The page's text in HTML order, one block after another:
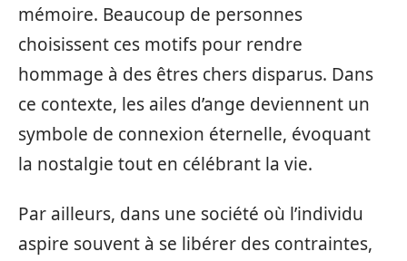
mémoire. Beaucoup de personnes
choisissent ces motifs pour rendre
hommage à des êtres chers disparus. Dans
ce contexte, les ailes d’ange deviennent un
symbole de connexion éternelle, évoquant
la nostalgie tout en célébrant la vie.
Par ailleurs, dans une société où l’individu
aspire souvent à se libérer des contraintes,